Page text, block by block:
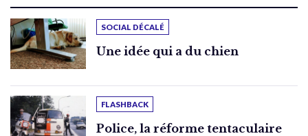
SOCIAL DÉCALÉ
Une idée qui a du chien
FLASHBACK
Police, la réforme tentaculaire